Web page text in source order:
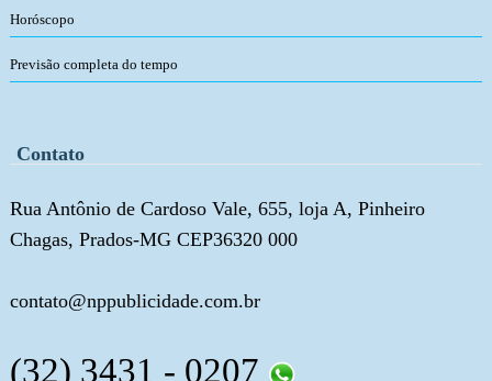
Horóscopo
Previsão completa do tempo
Contato
Rua Antônio de Cardoso Vale, 655, loja A, Pinheiro
Chagas, Prados-MG CEP36320 000
contato@nppublicidade.com.br
(32) 3431 - 0207